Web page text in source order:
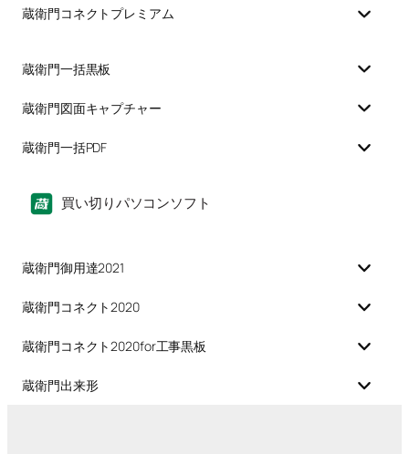
蔵衛門コネクトプレミアム
蔵衛門一括黒板
蔵衛門図面キャプチャー
蔵衛門一括PDF
買い切りパソコンソフト
蔵衛門御用達2021
蔵衛門コネクト2020
蔵衛門コネクト2020for工事黒板
蔵衛門出来形